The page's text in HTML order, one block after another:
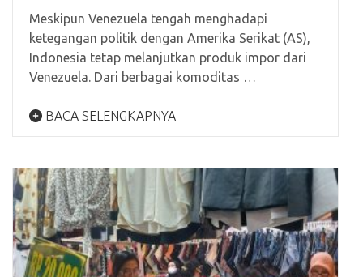
Meskipun Venezuela tengah menghadapi
ketegangan politik dengan Amerika Serikat (AS),
Indonesia tetap melanjutkan produk impor dari
Venezuela. Dari berbagai komoditas …
BACA SELENGKAPNYA